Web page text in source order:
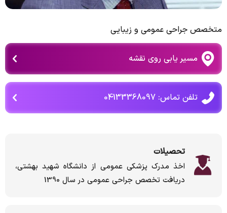
متخصص جراحی عمومی و زیبایی
مسیر یابی روی نقشه
تلفن تماس: 04133368097
تحصیلات
اخذ مدرک پزشکی عمومی از دانشگاه شهید بهشتی،
دریافت تخصص جراحی عمومی در سال 1390